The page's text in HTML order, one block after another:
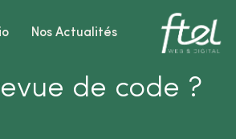
Nos Actualités
de code ?